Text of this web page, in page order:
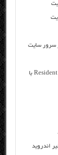
دانلود رایگان فیلم خارجی Resident Evil The Final Chapter 2017 با